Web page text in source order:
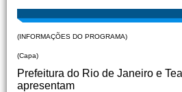
(INFORMAÇÕES DO PROGRAMA)
(Capa)
Prefeitura do Rio de Janeiro e
apresentam